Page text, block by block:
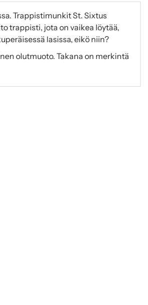
Trappistimunkit St. Sixtus
trappisti, jota on vaikea löytää,
lasissa, eikö niin?
olutmuoto. Takana on merkintä